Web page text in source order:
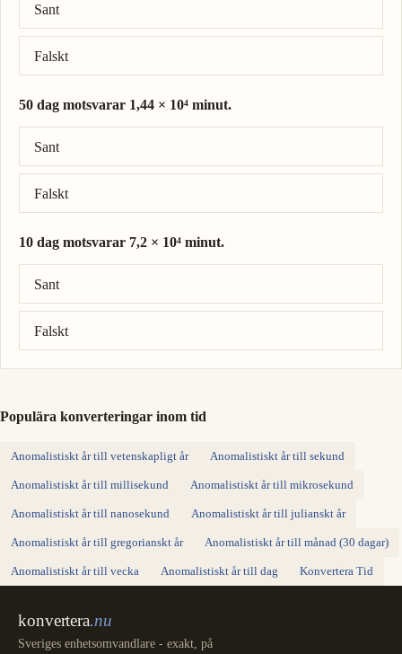
Sant
Falskt
50 dag motsvarar 1,44 × 10⁴ minut.
Sant
Falskt
Rätt svar: 50 dag = 7,2 × 10⁴ minut.
10 dag motsvarar 7,2 × 10⁴ minut.
Sant
Falskt
Rätt svar: 10 dag = 1,44 × 10⁴ minut.
Populära konverteringar inom tid
Anomalistiskt år till vetenskapligt år Anomalistiskt år till sekund
Anomalistiskt år till millisekund Anomalistiskt år till mikrosekund
Anomalistiskt år till nanosekund Anomalistiskt år till julianskt år
Anomalistiskt år till gregorianskt år Anomalistiskt år till månad (30 dagar)
Anomalistiskt år till vecka Anomalistiskt år till dag Konvertera Tid
konvertera.nu
Sveriges enhetsomvandlare - exakt, på